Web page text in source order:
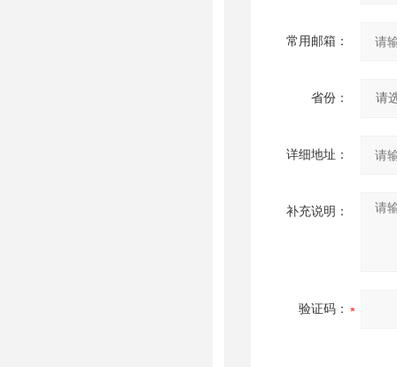
常用邮箱：
省份：
详细地址：
补充说明：
验证码：